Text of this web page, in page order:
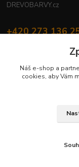
DREVOBARVY.cz
+420 273 136
Náš e-shop a
cookies, aby Vám